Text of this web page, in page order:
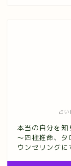
占
本当の自分を知
～四柱推命、タ
ウンセリングに